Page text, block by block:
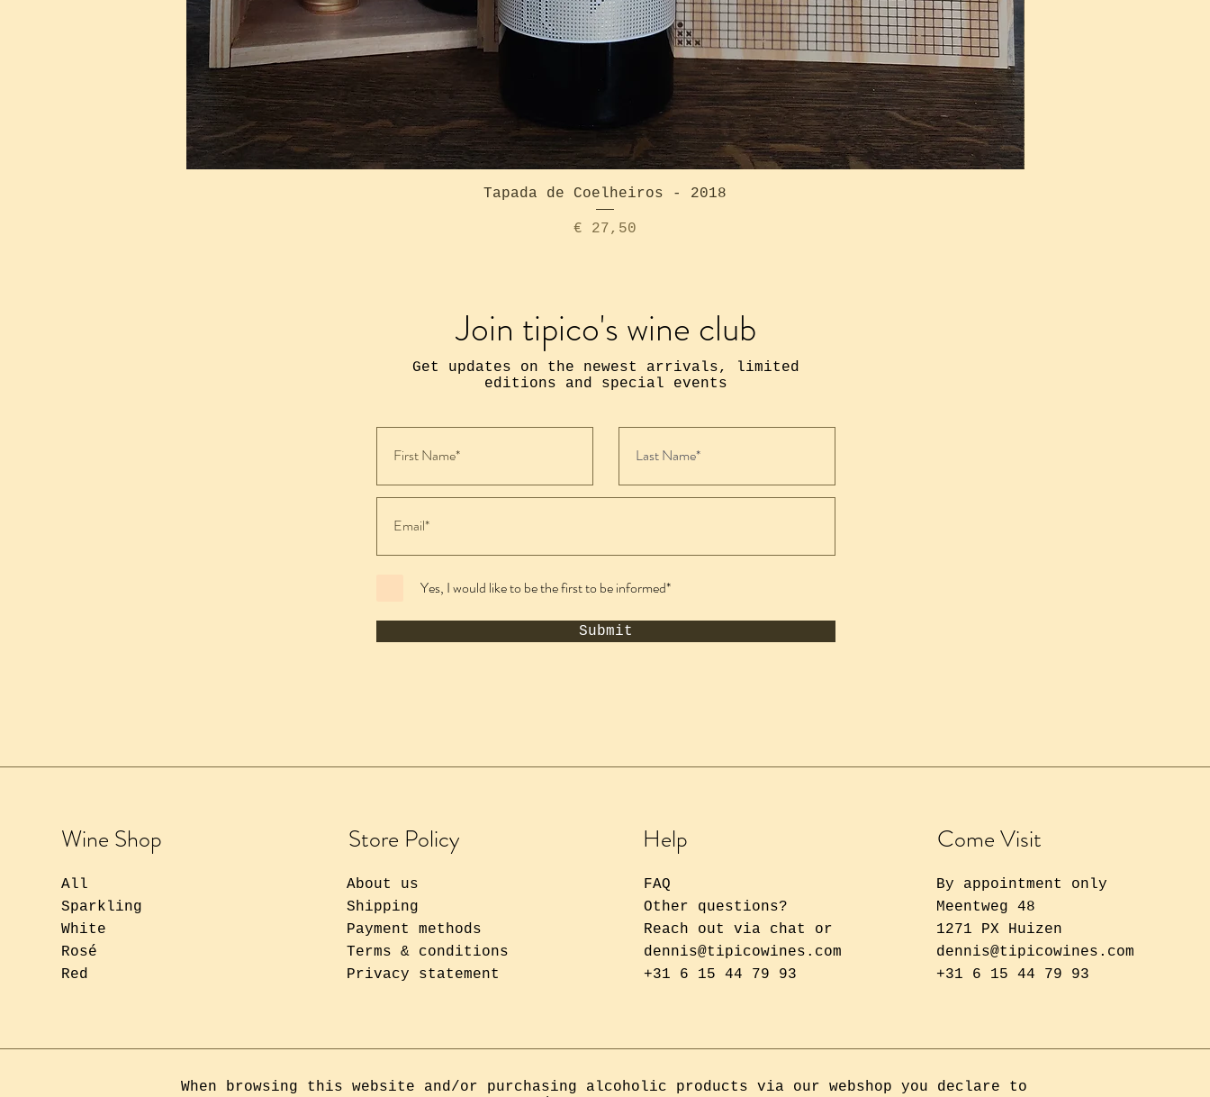
Quick View
Tapada de Coelheiros - 2018
Price
€ 27,50
Join tipico's wine club
Get updates on the newest arrivals, limited
editions and special events
Yes, I would like to be the first to be informed*
Submit
Wine Shop
All
Sparkling
White
Rosé
Red
Store Policy
About us
Shipping
Payment methods
Terms & conditions
Privacy statement
Help
FAQ
Other questions?
Reach out via chat or
dennis@tipicowines.com
+31 6 15 44 79 93
Come Visit
By appointment only
Meentweg 48
1271 PX Huizen
dennis@tipicowines.com
+31 6 15 44 79 93
When browsing this website and/or purchasing alcoholic products via our webshop you declare to